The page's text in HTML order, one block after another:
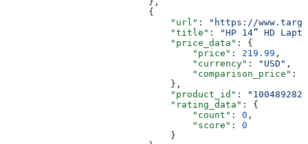
                          {
                              "url"
:
"https://
                              "title"
:
"HP 14” HD
                              "price_data"
: {
                                  "price"
: 219.99 ,
                                  "currency"
: "USD" ,
                                  "comparison_price"
:
                              },
                              "product_id"
:
                              "rating_data"
: {
                                  "count"
: 0 ,
                                  "score"
: 0
                              }